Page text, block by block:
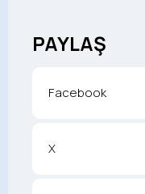
PAYLAŞ
Facebook
X